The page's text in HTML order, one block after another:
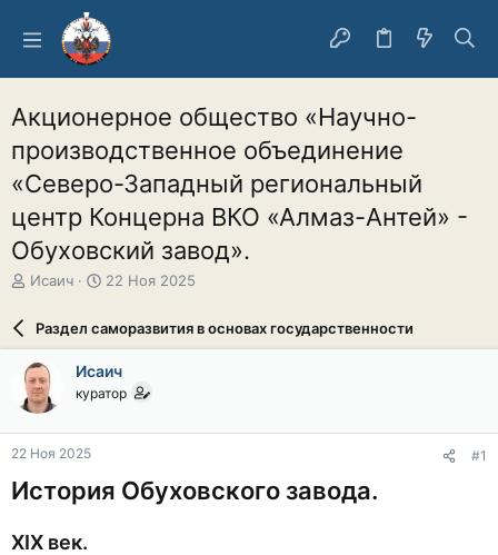
Акционерное общество «Научно-
производственное объединение
«Северо-Западный региональный
центр Концерна ВКО «Алмаз-Антей» -
Обуховский завод».
А
о
р
т
е
м
ы
Исаич
Д
а
а
ч
л
22 Ноя 2025
Раздел саморазвития в основах государственности
Исаич
куратор
22 Ноя 2025 #1
История Обуховского завода.
XIX век.